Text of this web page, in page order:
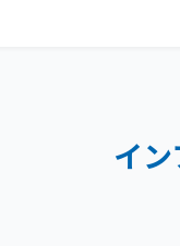
イ